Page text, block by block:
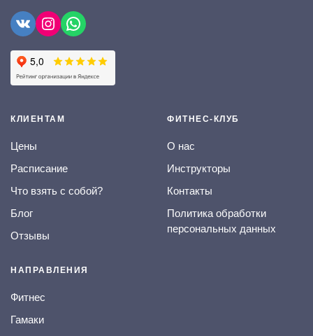
VK Instagram
WhatsApp
КЛИЕНТАМ
Цены
Расписание
Что взять с собой?
Блог
Отзывы
ФИТНЕС-КЛУБ
О нас
Инструкторы
Контакты
Политика обработки
персональных данных
НАПРАВЛЕНИЯ
Фитнес
Гамаки